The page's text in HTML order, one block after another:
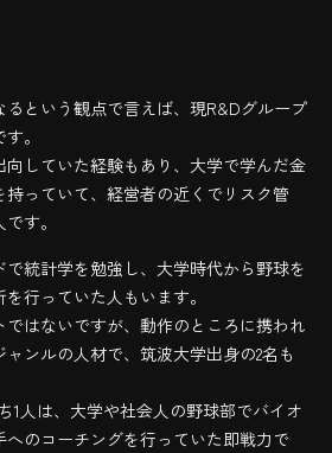
という観点で言えば、現R&Dグループ
。
向していた経験もあり、大学で学んだ金
っていて、経営者の近くでリスク管
す。
統計学を勉強し、大学時代から野球を
行っていた人もいます。
ではないですが、動作のところに携われ
ンルの人材で、筑波大学出身の2名も
1人は、大学や社会人の野球部でバイオ
へのコーチングを行っていた即戦力で